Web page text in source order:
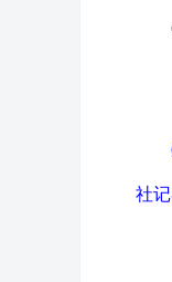
社